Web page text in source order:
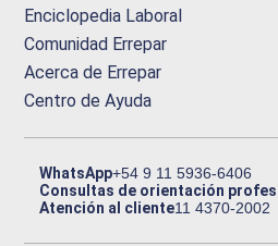
Enciclopedia Laboral
Comunidad Errepar
Acerca de Errepar
Centro de Ayuda
WhatsApp+54 9 11 5936-6406
Consultas de orientación
Atención al cliente11 4370-2002